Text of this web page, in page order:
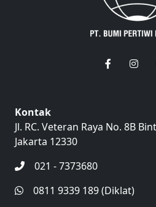
Kontak
Jl. RC. Veteran Raya No. 8B
Jakarta 12330
021 - 7373680
0811 9339 189 (Diklat)